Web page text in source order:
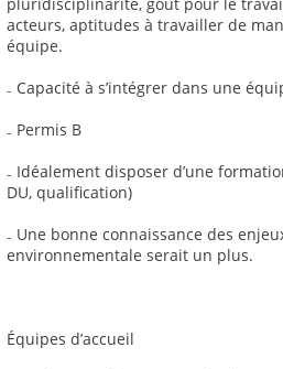
acteurs, aptitudes à travailler de
équipe.
₋ Capacité à s’intégrer dans une
₋ Permis B
₋ Idéalement disposer d’une
DU, qualification)
₋ Une bonne connaissance des
environnementale serait un plus.
Équipes d’accueil